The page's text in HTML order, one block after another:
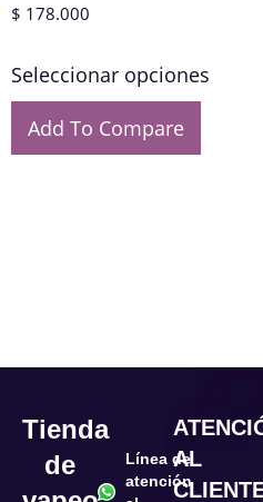
$ 178.000
Seleccionar opciones
Add To Compare
Tienda
de
Línea de
atención
AL